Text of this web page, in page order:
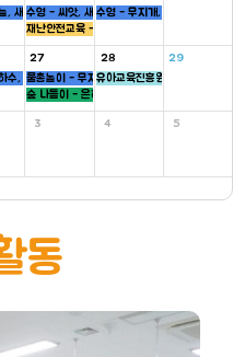
아리반
, 새싹반수영 - 씨앗, 새싹반
재난안전교육 - 5세
수영 - 무지개, 씨앗반
아리반
수, 병아리반
27
물총놀이 - 무지개, 씨앗, 하늘반
숲 나들이 - 은하수, 병아리반
28
유아교육진흥원 - 새싹반
29
3 4 5
동